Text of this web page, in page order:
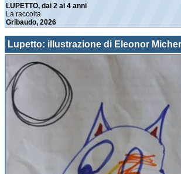
LUPETTO, dai 2 ai 4 anni
La raccolta
Gribaudo, 2026
Lupetto: illustrazione di Eleonor